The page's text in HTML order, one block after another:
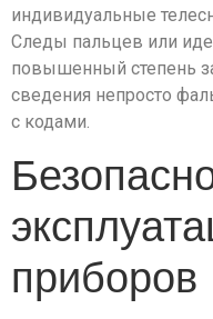
индивидуальные
Следы пальцев или
повышенный степень
сведения непросто
с кодами.
приборов